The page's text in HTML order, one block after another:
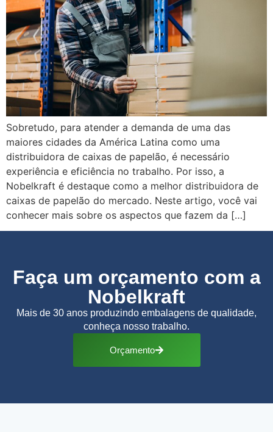
Sobretudo, para atender a demanda de uma das
maiores cidades da América Latina como uma
distribuidora de caixas de papelão, é necessário
experiência e eficiência no trabalho. Por isso, a
Nobelkraft é destaque como a melhor distribuidora de
caixas de papelão do mercado. Neste artigo, você vai
conhecer mais sobre os aspectos que fazem da […]
Faça um orçamento com a
Nobelkraft
Mais de 30 anos produzindo embalagens de qualidade,
conheça nosso trabalho.
Orçamento